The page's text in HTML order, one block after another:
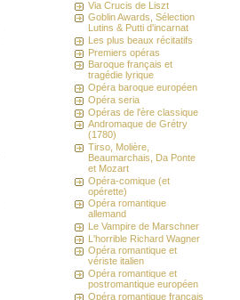
Via Crucis de Liszt
Goblin Awards, Sélection
Lutins & Putti d'incarnat
Les plus beaux récitatifs
Premiers opéras
Baroque français et
tragédie lyrique
Opéra baroque européen
Opéra seria
Opéras de l'ère classique
Andromaque de Grétry
(1780)
Tirso, Molière,
Beaumarchais, Da Ponte
et Mozart
Opéra-comique (et
opérette)
Opéra romantique
allemand
Le Vampire de Marschner
L'horrible Richard Wagner
Opéra romantique et
vériste italien
Opéra romantique et
postromantique européen
Opéra romantique français